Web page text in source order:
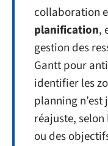
collaboration
planification,
gestion des
Gantt pour
identifier les
planning n’est
réajuste,
ou des